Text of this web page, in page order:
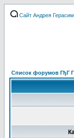
Сайт Андрея
Список форумов ГђГ